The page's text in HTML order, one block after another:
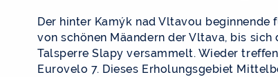
Der hinter Kamýk nad Vltavou
von schönen Mäandern der Vltava, bis
Talsperre Slapy versammelt. Wieder
Eurovelo 7. Dieses Erholungsgebiet